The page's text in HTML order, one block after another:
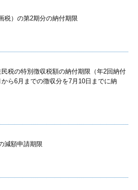
税）の第2期分の納付期限
税の特別徴収税額の納付期限（年2回納付
ら6月までの徴収分を7月10日までに納
減額申請期限